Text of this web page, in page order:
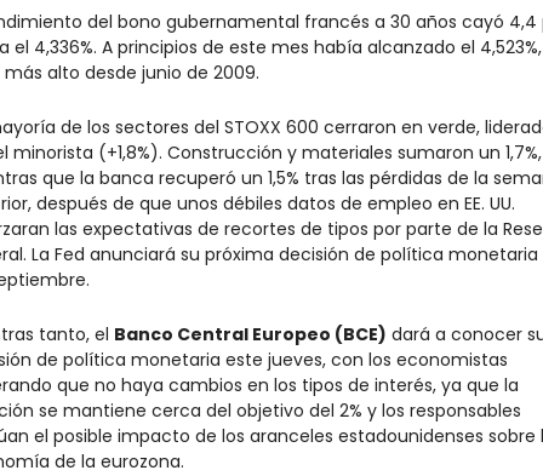
del bono gubernamental francés a 30 años cayó 4,4
el 4,336%. A principios de este mes había alcanzado el
más alto desde junio de 2009.
de los sectores del STOXX 600 cerraron en verde,
minorista (+1,8%). Construcción y materiales sumaron un 1,7%,
que la banca recuperó un 1,5% tras las pérdidas de la
después de que unos débiles datos de empleo en EE. UU.
las expectativas de recortes de tipos por parte de la
La Fed anunciará su próxima decisión de política monetaria
tanto, el Banco Central Europeo (BCE) dará a conocer
de política monetaria este jueves, con los economistas
que no haya cambios en los tipos de interés, ya que la
se mantiene cerca del objetivo del 2% y los responsables
el posible impacto de los aranceles estadounidenses sobre
de la eurozona.